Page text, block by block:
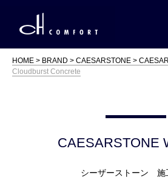
HOME BRAND CAESARSTONE
Cloudburst Concrete
CAESARSTONE
シーザーストーン 施